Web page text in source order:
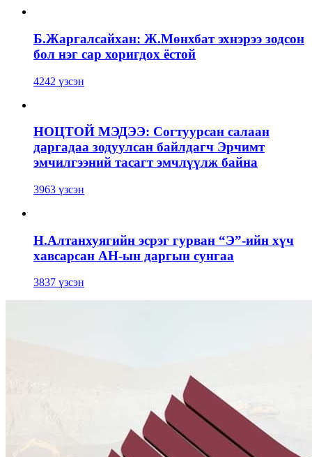
Б.Жаргалсайхан: Ж.Мөнхбат эхнэрээ зодсон
бол нэг сар хоригдох ёстой
4242 үзсэн
НОЦТОЙ МЭДЭЭ: Согтуурсан салаан
даргадаа зодуулсан байлдагч Эрчимт
эмчилгээний тасагт эмчлүүлж байна
3963 үзсэн
Н.Алтанхуягийн эсрэг гурван “Э”-ийн хүч
хавсарсан АН-ын даргын сунгаа
3837 үзсэн